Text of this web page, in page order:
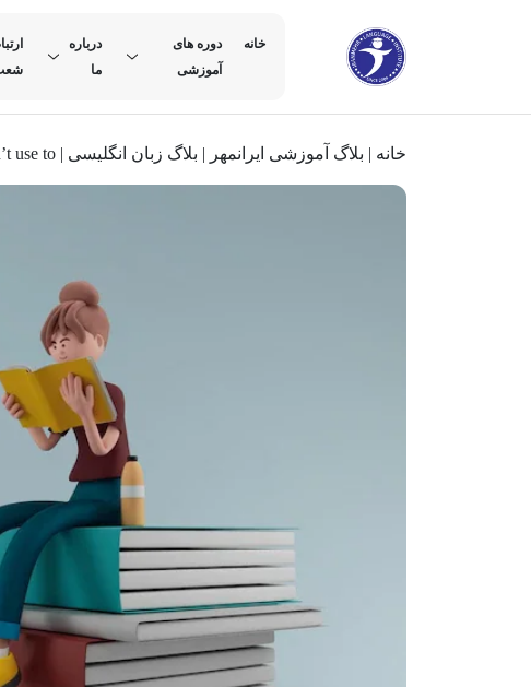
خانه
دوره های
آموزشی
درباره
ما
خانه | بلاگ آموزشی ایرانمهر | بلاگ زبان انگلیسی |
use to